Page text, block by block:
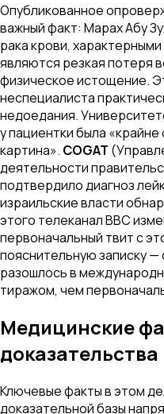
Опубликованное
важный факт: Марах Абу
рака крови,
являются резкая потеря
физическое истощение.
неспециалиста
недоедания.
у пациентки была
картина». COGAT
деятельности
подтвердило диагноз
израильские власти
этого телеканал BBC
первоначальный твит с
пояснительную записку
разошлось в
тиражом, чем
Медицинские
доказательства
Ключевые факты в этом
доказательной базы